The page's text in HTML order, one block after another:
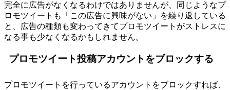
完全に広告がなくなるわけではありませんが、同じようなプ
ロモツイートも「この広告に興味がない」を繰り返している
と、広告の種類も変わってきてプロモツイートがストレスに
なる事も少なくなるかもしれません。
プロモツイート投稿アカウントをブロックする
プロモツイートを行っているアカウントをブロックすれば、